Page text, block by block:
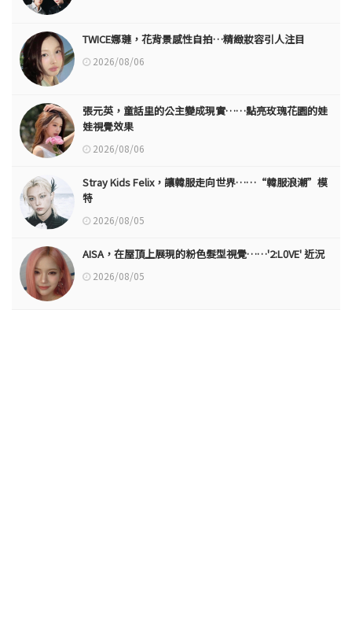
TWICE娜璉，花背景感性自拍…精緻妝容引人注目
2026/08/06
張元英，童話里的公主變成現實……點亮玫瑰花園的娃
娃視覺效果
2026/08/06
Stray Kids Felix，讓韓服走向世界……“韓服浪潮”模
特
2026/08/05
AISA，在屋頂上展現的粉色髮型視覺……'2:L0VE' 近況
2026/08/05